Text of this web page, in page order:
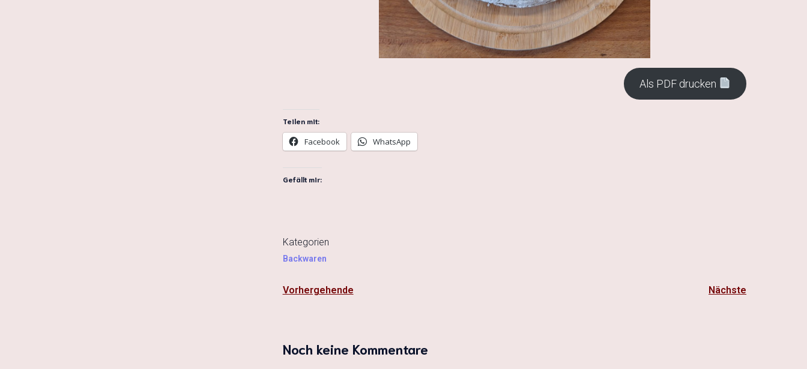
Als PDF drucken
Teilen mit:
Facebook WhatsApp
Gefällt mir:
Kategorien
Backwaren
Vorhergehende Nächste
Noch keine Kommentare